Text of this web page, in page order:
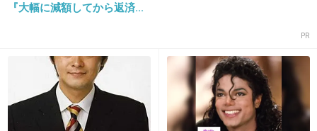
2016/07/19(火) 13:05:39
違う人がいい！
『大幅に減額してから返済...
PR